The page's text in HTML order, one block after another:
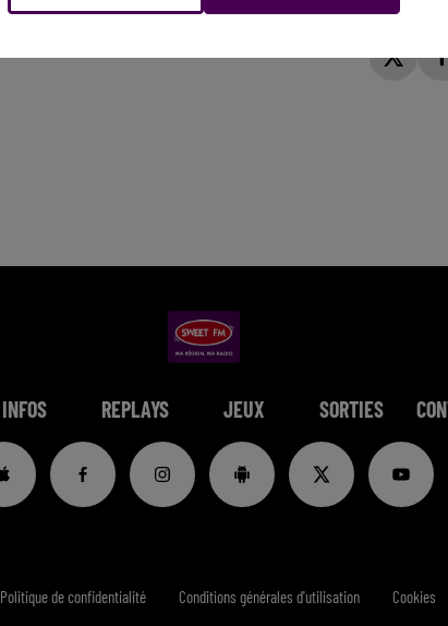
INFOS REPLAYS JEUX SORTIES
Politique de confidentialité Conditions générales d'utilisation Cookies